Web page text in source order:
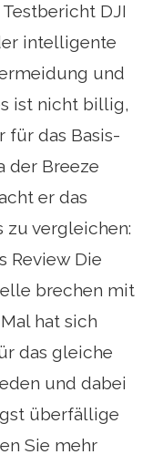
DJI
intelligente
und
ist nicht billig,
für das Basis-
der Breeze
er das
zu vergleichen:
Review Die
brechen mit
hat sich
das gleiche
und dabei
überfällige
Sie mehr